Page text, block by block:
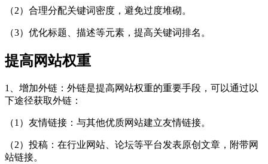
（2）合理分配关键词密度，避免过度堆砌。
（3）优化标题、描述等元素，提高关键词排名。
提高网站权重
1、增加外链：外链是提高网站权重的重要手段，可以通过以
下途径获取外链：
（1）友情链接：与其他优质网站建立友情链接。
（2）投稿：在行业网站、论坛等平台发表原创文章，附带网
站链接。